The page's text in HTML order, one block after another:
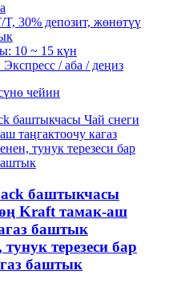
30% депозит, жөнөтүү
10 ~ 15 күн
/ аба / деңиз
чейин
баштыкчасы
Kraft тамак-аш
баштык
тунук терезеси бар
баштык